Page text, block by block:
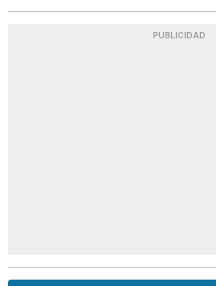
PUBLICIDAD